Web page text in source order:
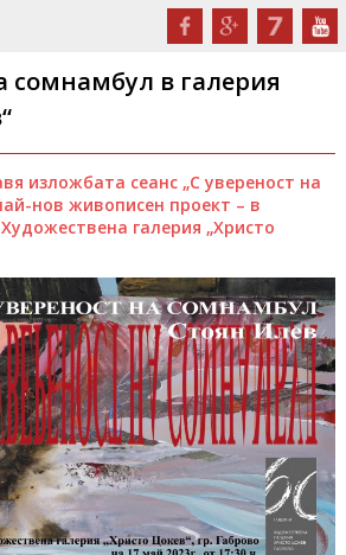
сомнамбул в галерия
изложбата сеанс „С увереност на
нов живописен проект – в
галерия „Христо